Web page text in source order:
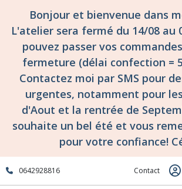
Bonjour et bienvenue dans
L'atelier sera fermé du 14/08 au
pouvez passer vos
fermeture (délai confection =
Contactez moi par SMS pour
urgentes, notamment pour
d'Aout et la rentrée de
souhaite un bel été et vous
pour votre confiance!
0642928816 Contact